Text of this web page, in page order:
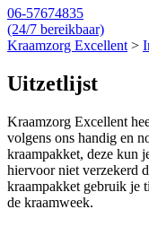
06-57674835
(24/7 bereikbaar)
Kraamzorg Excellent >
Uitzetlijst
Kraamzorg Excellent
volgens ons handig en
kraampakket, deze kun
hiervoor niet verzekerd
kraampakket gebruik je
de kraamweek.